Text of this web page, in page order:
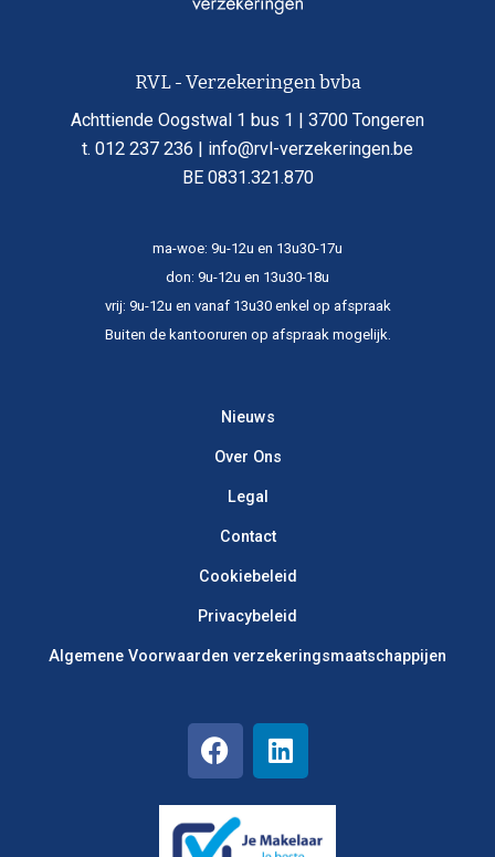
RVL - Verzekeringen bvba
Achttiende Oogstwal 1 bus 1 | 3700 Tongeren
t. 012 237 236 | info@rvl-verzekeringen.be
BE 0831.321.870
ma-woe: 9u-12u en 13u30-17u
don: 9u-12u en 13u30-18u
vrij: 9u-12u en vanaf 13u30 enkel op afspraak
Buiten de kantooruren op afspraak mogelijk.​
Nieuws
Over Ons
Legal
Contact
Cookiebeleid
Privacybeleid
Algemene Voorwaarden verzekerings­maatschappijen